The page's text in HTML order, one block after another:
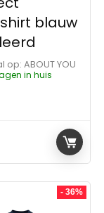
blauw
op:
ABOUT YOU
in huis
prijs
Huidige prijs is:
- 36%